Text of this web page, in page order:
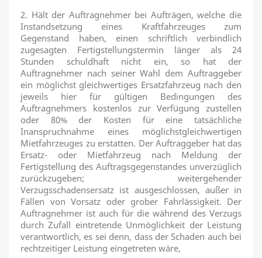
2. Hält der Auftragnehmer bei Aufträgen, welche die
Instandsetzung eines Kraftfahrzeuges zum
Gegenstand haben, einen schriftlich verbindlich
zugesagten Fertigstellungstermin länger als 24
Stunden schuldhaft nicht ein, so hat der
Auftragnehmer nach seiner Wahl dem Auftraggeber
ein möglichst gleichwertiges Ersatzfahrzeug nach den
jeweils hier für gültigen Bedingungen des
Auftragnehmers kostenlos zur Verfügung zustellen
oder 80% der Kosten für eine tatsächliche
Inanspruchnahme eines möglichstgleichwertigen
Mietfahrzeuges zu erstatten. Der Auftraggeber hat das
Ersatz- oder Mietfahrzeug nach Meldung der
Fertigstellung des Auftragsgegenstandes unverzüglich
zurückzugeben; weitergehender
Verzugsschadensersatz ist ausgeschlossen, außer in
Fällen von Vorsatz oder grober Fahrlässigkeit. Der
Auftragnehmer ist auch für die während des Verzugs
durch Zufall eintretende Unmöglichkeit der Leistung
verantwortlich, es sei denn, dass der Schaden auch bei
rechtzeitiger Leistung eingetreten wäre,